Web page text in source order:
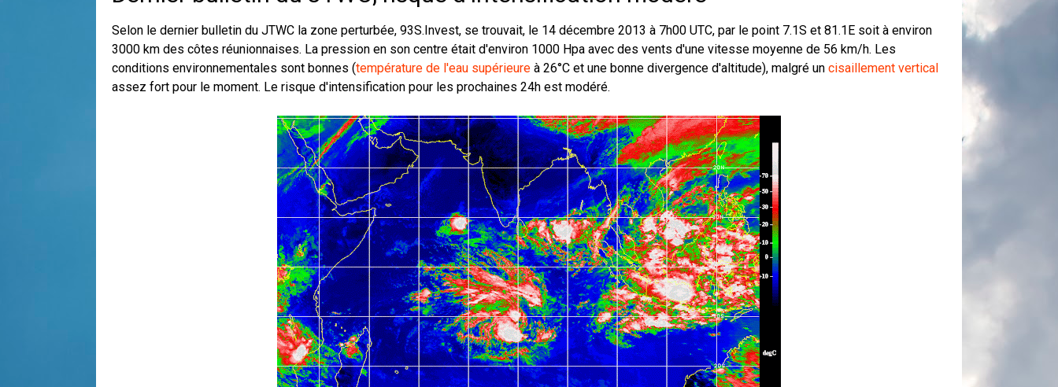
Selon le dernier bulletin du JTWC la zone perturbée, 93S.Invest, se trouvait, le 14 décembre 2013 à 7h00 UTC, par le point 7.1S et 81.1E soit à environ
3000 km des côtes réunionnaises. La pression en son centre était d'environ 1000 Hpa avec des vents d'une vitesse moyenne de 56 km/h. Les
conditions environnementales sont bonnes (température de l'eau supérieure à 26°C et une bonne divergence d'altitude), malgré un cisaillement vertical
assez fort pour le moment. Le risque d'intensification pour les prochaines 24h est modéré.